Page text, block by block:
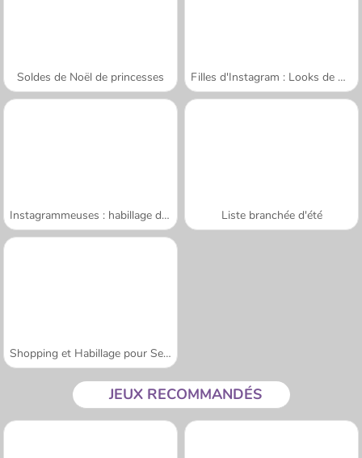
Soldes de Noël de princesses Filles d'Instagram : Looks de Noël
Instagrammeuses : habillage d'Halloween Liste branchée d'été
Shopping et Habillage pour Sery
JEUX RECOMMANDÉS